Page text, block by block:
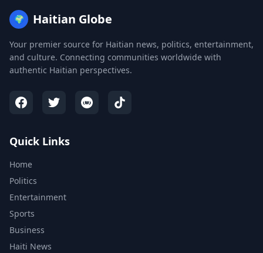
🌍 Haitian Globe
Your premier source for Haitian news, politics, entertainment,
and culture. Connecting communities worldwide with
authentic Haitian perspectives.
Quick Links
Home
Politics
Entertainment
Sports
Business
Haiti News